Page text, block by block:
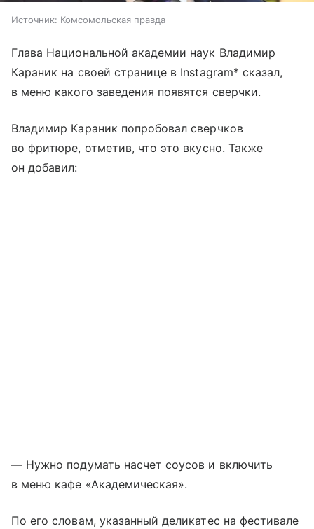
Источник: Комсомольская правда
Глава Национальной академии наук Владимир
Караник на своей странице в Instagram* сказал,
в меню какого заведения появятся сверчки.
Владимир Караник попробовал сверчков
во фритюре, отметив, что это вкусно. Также
он добавил:
— Нужно подумать насчет соусов и включить
в меню кафе «Академическая».
По его словам, указанный деликатес на фестивале